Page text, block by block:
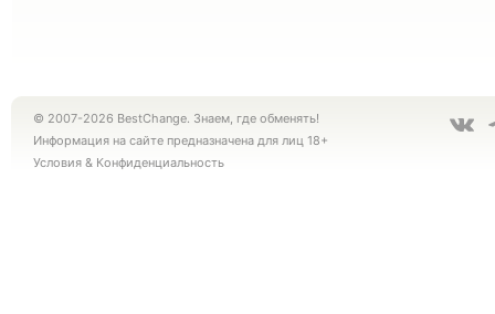
© 2007-2026 BestChange. Знаем, где обменять!
Информация на сайте предназначена для лиц 18+
Условия & Конфиденциальность